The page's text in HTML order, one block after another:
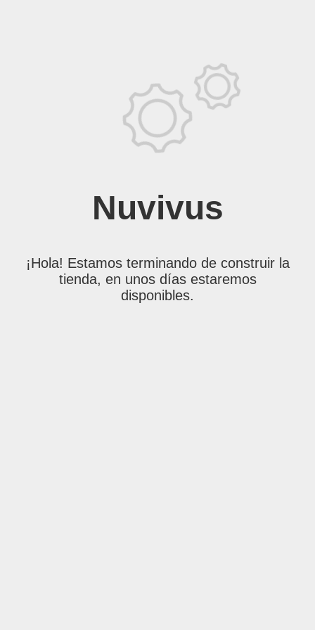
Nuvivus
¡Hola! Estamos terminando de construir la
tienda, en unos días estaremos
disponibles.